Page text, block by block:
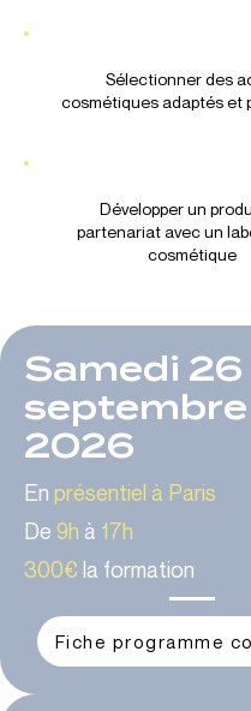
Sélectionner des
cosmétiques adaptés et
Développer un
partenariat avec un
cosmétique
Samedi 26
septembre
2026
En présentiel à Paris
De 9h à 17h
300€ la formation
Fiche programme